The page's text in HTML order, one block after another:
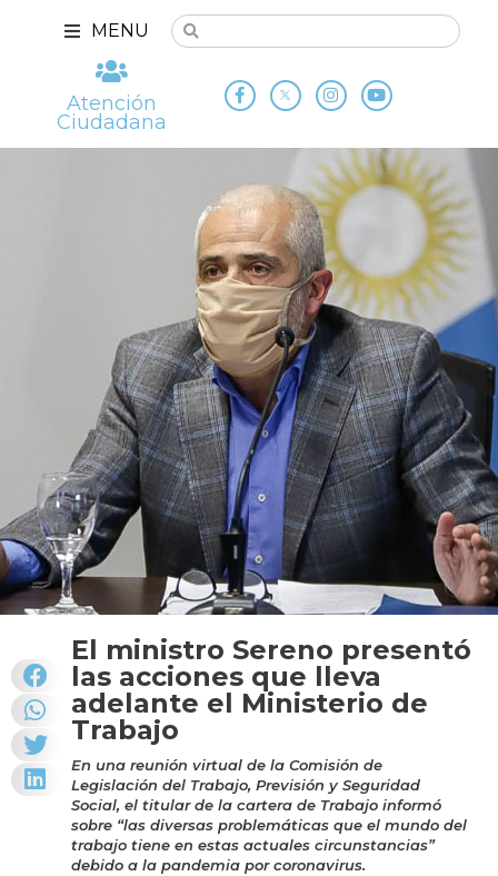
MENU
Atención
Ciudadana
El ministro Sereno presentó
las acciones que lleva
adelante el Ministerio de
Trabajo
En una reunión virtual de la Comisión de
Legislación del Trabajo, Previsión y Seguridad
Social, el titular de la cartera de Trabajo informó
sobre “las diversas problemáticas que el mundo del
trabajo tiene en estas actuales circunstancias”
debido a la pandemia por coronavirus.